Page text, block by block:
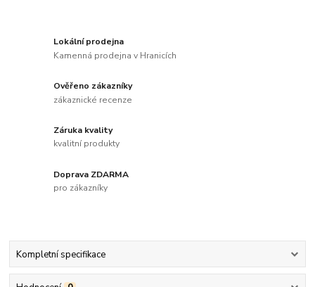
Lokální prodejna
Kamenná prodejna v Hranicích
Ověřeno zákazníky
zákaznické recenze
Záruka kvality
kvalitní produkty
Doprava ZDARMA
pro zákazníky
Kompletní specifikace